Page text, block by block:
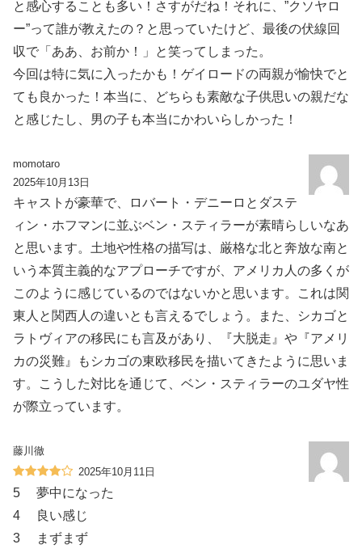
と感心することも多い！さすがだね！それに、”クソヤロ
ー”って誰が教えたの？と思っていたけど、最後の伏線回
収で「ああ、お前か！」と笑ってしまった。
今回は特に気に入ったかも！ゲイロードの両親が愉快でと
ても良かった！本当に、どちらも素敵な子供思いの親だな
と感じたし、男の子も本当にかわいらしかった！
momotaro
2025年10月13日
キャストが豪華で、ロバート・デニーロとダステ
ィン・ホフマンに並ぶベン・スティラーが素晴らしいなあ
と思います。土地や性格の描写は、厳格な北と奔放な南と
いう本質主義的なアプローチですが、アメリカ人の多くが
このように感じているのではないかと思います。これは関
東人と関西人の違いとも言えるでしょう。また、シカゴと
ラトヴィアの移民にも言及があり、『大脱走』や『アメリ
カの災難』もシカゴの東欧移民を描いてきたように思いま
す。こうした対比を通じて、ベン・スティラーのユダヤ性
が際立っています。
藤川徹
2025年10月11日
5 夢中になった
4 良い感じ
3 まずまず